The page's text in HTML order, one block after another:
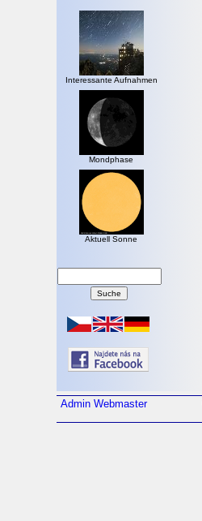
Interessante Aufnahmen
Mondphase
Aktuell Sonne
Admin Webmaster